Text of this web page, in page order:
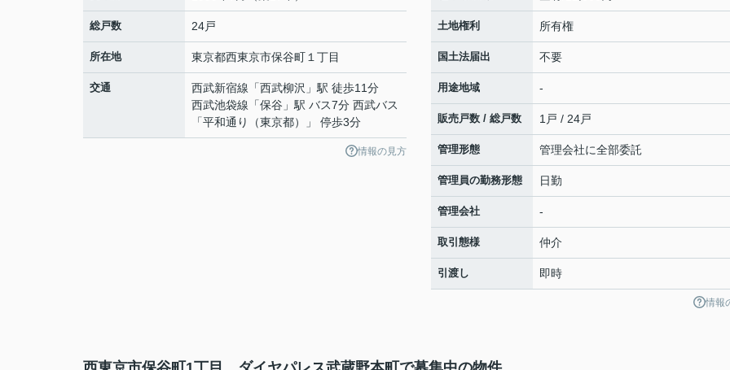
総戸数 24戸
所在地 東京都西東京市保谷町 １丁目
交通 西武新宿線 「西武柳沢 」駅 徒歩11分
西武池袋線 「保谷 」駅 バス7分 西武バス
「平和通り（東京都）」 停歩3分
情報の見方
土地権利 所有権
国土法届出 不要
用途地域 -
販売戸数 / 総戸数 1戸 / 24戸
管理形態 管理会社に全部委託
管理員の勤務形態 日勤
管理会社 -
取引態様 仲介
引渡し 即時
情報